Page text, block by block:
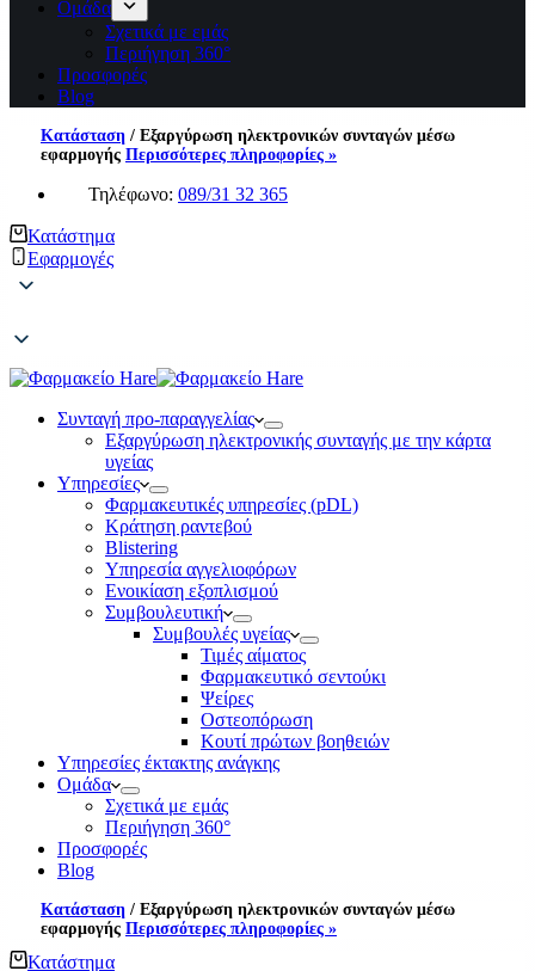
Ομάδα
Σχετικά με εμάς
Περιήγηση 360°
Προσφορές
Blog
Κατάσταση / Εξαργύρωση ηλεκτρονικών συνταγών μέσω
εφαρμογής Περισσότερες πληροφορίες »
Τηλέφωνο: 089/31 32 365
Κατάστημα
Εφαρμογές
Συνταγή προ-παραγγελίας
Εξαργύρωση ηλεκτρονικής συνταγής με την κάρτα
υγείας
Υπηρεσίες
Φαρμακευτικές υπηρεσίες (pDL)
Κράτηση ραντεβού
Blistering
Υπηρεσία αγγελιοφόρων
Ενοικίαση εξοπλισμού
Συμβουλευτική
Συμβουλές υγείας
Τιμές αίματος
Φαρμακευτικό σεντούκι
Ψείρες
Οστεοπόρωση
Κουτί πρώτων βοηθειών
Υπηρεσίες έκτακτης ανάγκης
Ομάδα
Σχετικά με εμάς
Περιήγηση 360°
Προσφορές
Blog
Κατάσταση / Εξαργύρωση ηλεκτρονικών συνταγών μέσω
εφαρμογής Περισσότερες πληροφορίες »
Κατάστημα